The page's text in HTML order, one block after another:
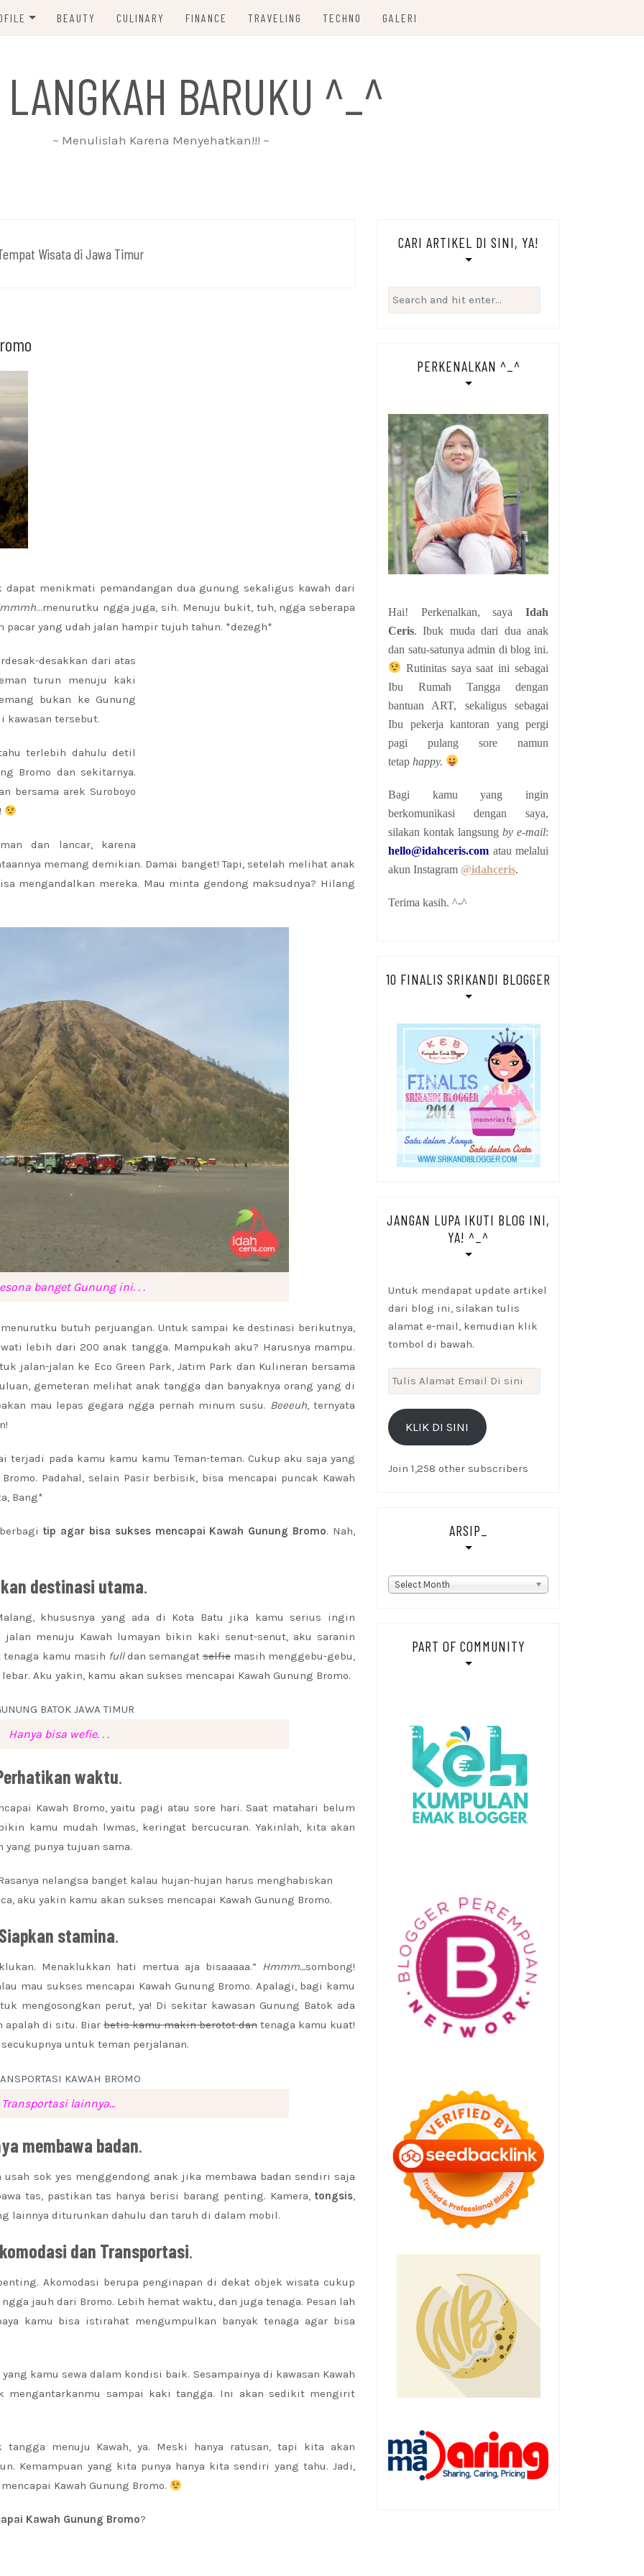
POLICY
BEAUTY CULINARY FINANCE TRAVELING TECHNO GALERI
BARUKU ^_^
~ Menulislah Karena Menyehatkan!!! ~
Wisata di Jawa Timur
menikmati pemandangan dua gunung sekaligus kawah dari
…menurutku ngga juga, sih. Menuju bukit, tuh, ngga seberapa
yang udah jalan hampir tujuh tahun. *dezegh*
desakkan dari atas
turun menuju kaki
bukan ke Gunung
kawasan tersebut.
terlebih dahulu detil
Bromo dan sekitarnya.
bersama arek Suroboyo
dan lancar, karena
memang demikian. Damai banget! Tapi, setelah melihat anak
mengandalkan mereka. Mau minta gendong maksudnya? Hilang
banget Gunung ini. . .
butuh perjuangan. Untuk sampai ke destinasi berikutnya,
lebih dari 200 anak tangga. Mampukah aku? Harusnya mampu.
jalan-jalan ke Eco Green Park, Jatim Park dan Kulineran bersama
gemeteran melihat anak tangga dan banyaknya orang yang di
mau lepas gegara ngga pernah minum susu. Beeeuh , ternyata
terjadi pada kamu kamu kamu Teman-teman. Cukup aku saja yang
Padahal, selain Pasir berbisik, bisa mencapai puncak Kawah
Bang*
berbagitip agar bisa sukses mencapai Kawah Gunung Bromo. Nah,
destinasi utama.
khususnya yang ada di Kota Batu jika kamu serius ingin
jalan menuju Kawah lumayan bikin kaki senut-senut, aku saranin
kamu masih fulldan semangat selfiemasih menggebu-gebu,
Aku yakin, kamu akan sukses mencapai Kawah Gunung Bromo.
Hanya bisa wefie. . .
waktu.
Kawah Bromo, yaitu pagi atau sore hari. Saat matahari belum
kamu mudah lwmas, keringat bercucuran. Yakinlah, kita akan
punya tujuan sama.
nelangsa banget kalau hujan-hujan harus menghabiskan
aku yakin kamu akan sukses mencapai Kawah Gunung Bromo.
stamina.
Menaklukkan hati mertua aja bisaaaaa.” Hmmm…sombong!
mau sukses mencapai Kawah Gunung Bromo. Apalagi, bagi kamu
mengosongkan perut, ya! Di sekitar kawasan Gunung Batok ada
apalah di situ. Biar betis kamu makin berotot dan tenaga kamu kuat!
untuk teman perjalanan.
Transportasi lainnya…
membawa badan.
usah sok yes menggendong anak jika membawa badan sendiri saja
tas, pastikan tas hanya berisi barang penting. Kamera, tongsis,
lainnya diturunkan dahulu dan taruh di dalam mobil.
dan Transportasi.
Akomodasi berupa penginapan di dekat objek wisata cukup
jauh dari Bromo. Lebih hemat waktu, dan juga tenaga. Pesan lah
kamu bisa istirahat mengumpulkan banyak tenaga agar bisa
kamu sewa dalam kondisi baik. Sesampainya di kawasan Kawah
mengantarkanmu sampai kaki tangga. Ini akan sedikit mengirit
tangga menuju Kawah, ya. Meski hanya ratusan, tapi kita akan
Kemampuan yang kita punya hanya kita sendiri yang tahu. Jadi,
Kawah Gunung Bromo.
Kawah Gunung Bromo?
CARI ARTIKEL DI SINI, YA!
Search
for:
PERKENALKAN ^_^
Hai! Perkenalkan, saya Idah
Ceris. Ibuk muda dari dua anak
dan satu-satunya admin di blog ini.
Rutinitas saya saat ini sebagai
Ibu Rumah Tangga dengan
bantuan ART, sekaligus sebagai
Ibu pekerja kantoran yang pergi
pagi pulang sore namun
tetap happy.
Bagi kamu yang ingin
berkomunikasi dengan saya,
silakan kontak langsung by e-mail:
hello@idahceris.com atau melalui
akun Instagram @idahceris.
Terima kasih. ^-^
10 FINALIS SRIKANDI BLOGGER
JANGAN LUPA IKUTI BLOG INI,
YA! ^_^
Untuk mendapat update artikel
dari blog ini, silakan tulis
alamat e-mail, kemudian klik
tombol di bawah.
Tulis
Alamat
Email
KLIK DI SINI
Join 1,258 other subscribers
ARSIP_
Arsip_
Select Month
PART OF COMMUNITY